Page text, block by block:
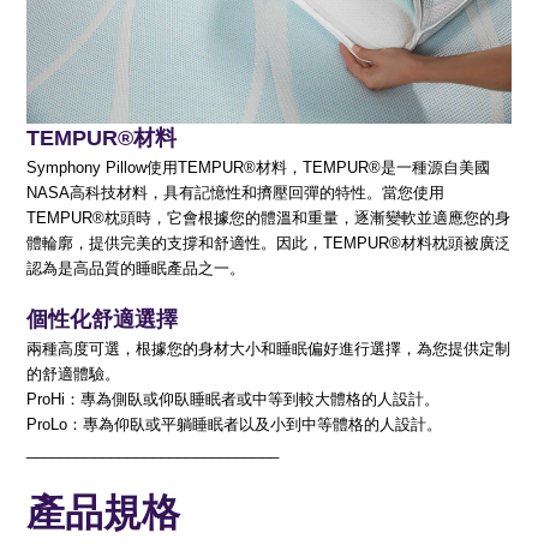
TEMPUR®材料
Symphony Pillow使用TEMPUR®材料，TEMPUR®是一種源自美國
NASA高科技材料，具有記憶性和擠壓回彈的特性。當您使用
TEMPUR®枕頭時，它會根據您的體溫和重量，逐漸變軟並適應您的身
體輪廓，提供完美的支撐和舒適性。因此，TEMPUR®材料枕頭被廣泛
認為是高品質的睡眠產品之一。
個性化舒適選擇
兩種高度可選 ，根據您的身材大小和睡眠偏好進行選擇，為您提供定制
的舒適體驗。
ProHi：專為側臥或仰臥睡眠者或中等到較大體格的人設計。
ProLo：專為仰臥或平躺睡眠者以及小到中等體格的人設計。
產品規格